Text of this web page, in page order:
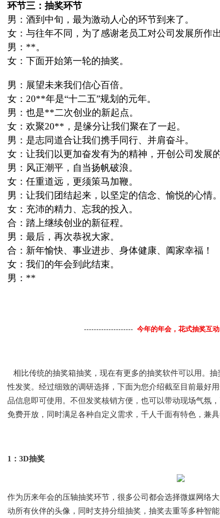
环节三：抽奖环节
男：酒到中旬，最为激动人心的环节到来了。
女：与往年不同，为了感谢老员工对公司发展所作
男： **。
女：下面开始第一轮的抽奖。
男：展望未来我们信心百倍。
女： 20**年是“十二五”规划的元年。
男：也是**二次创业的新起点。
女：欢聚20** ，是缘分让我们聚在了一起。
男：是志同道合让我们携手同行、并肩奋斗。
女：让我们以更加奋发有为的精神，开创公司发展
男：风正潮平，自当扬帆破浪。
女：任重道远，更须策马加鞭。
男：让我们团结起来，以坚定的信念、愉悦的心情
女：充沛的精力、忘我的投入。
合：踏上继续创业的新征程。
男：最后，再次恭祝大家。
合：新年愉快、事业进步、身体健康、阖家幸福！
女：我们的年会到此结束。
男： **
-------------------- 今年的年会，花式抽奖互
相比传统的抽奖箱抽奖，现在有更多的抽奖软件可以用。
性发奖。经过细致的调研选择，下面为您介绍截至目前最好
品信息即可使用。不但发奖核销方便，也可以带动现场气氛
免费开放，同时满足各种自定义需求，千人千面有特色，兼
1：3D抽奖
作为历来年会的压轴抽奖环节，很多公司都会选择微媒网络
动所有伙伴的头像，同时支持分组抽奖，抽奖去重等多种智